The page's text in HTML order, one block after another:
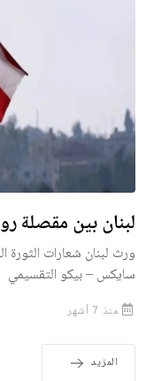
لبنان بين مقصلة
ورث لبنان شعارات الثورة
سايكس – بيكو التقسيمي
منذ 7 أشهر
المزيد